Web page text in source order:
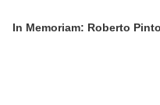
In Memoriam: Roberto